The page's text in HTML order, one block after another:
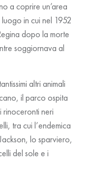
a coprire un’area
in cui nel 1952
dopo la morte
soggiornava al
altri animali
il parco ospita
neri
tra cui l’endemica
lo sparviero,
del sole e i